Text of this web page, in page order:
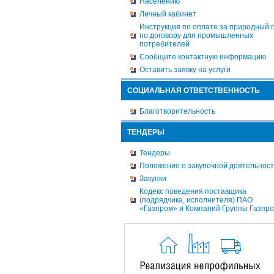
Личный кабинет
Инструкция по оплате за природный
по договору для промышленных
потребителей
Сообщите контактную информацию
Оставить заявку на услуги
СОЦИАЛЬНАЯ ОТВЕТСТВЕННОСТЬ
Благотворительность
ТЕНДЕРЫ
Тендеры
Положение о закупочной
Закупки
Кодекс поведения поставщика
(подрядчика, исполнителя) ПАО
«Газпром» и Компаний Группы